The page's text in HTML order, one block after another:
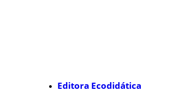
Editora Ecodidática